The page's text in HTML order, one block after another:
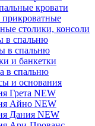
кровати
столики, консоли
в спальню
в спальню
и банкетки
в спальню
и основания
Грета NEW
Айно NEW
Дания NEW